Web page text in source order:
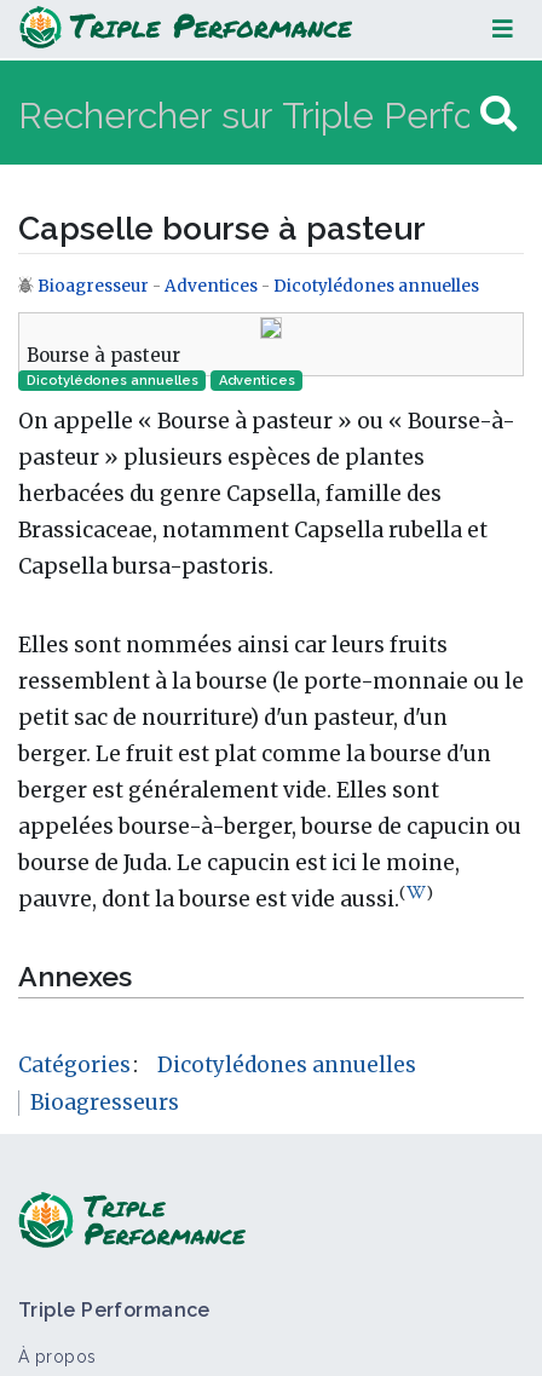
Capselle bourse à pasteur
Capselle bourse à pasteur
Aller à :navigation,rechercher
Bioagresseur - Adventices - Dicotylédones annuelles
Bourse à pasteur
Dicotylédones annuelles Adventices
On appelle « Bourse à pasteur » ou « Bourse-à-
pasteur » plusieurs espèces de plantes
herbacées du genre Capsella, famille des
Brassicaceae, notamment Capsella rubella et
Capsella bursa-pastoris.
Elles sont nommées ainsi car leurs fruits
ressemblent à la bourse (le porte-monnaie ou le
petit sac de nourriture) d'un pasteur, d'un
berger. Le fruit est plat comme la bourse d'un
berger est généralement vide. Elles sont
appelées bourse-à-berger, bourse de capucin ou
bourse de Juda. Le capucin est ici le moine,
pauvre, dont la bourse est vide aussi.( )
Annexes
Catégories:
Dicotylédones annuelles
Bioagresseurs
Triple Performance
À propos